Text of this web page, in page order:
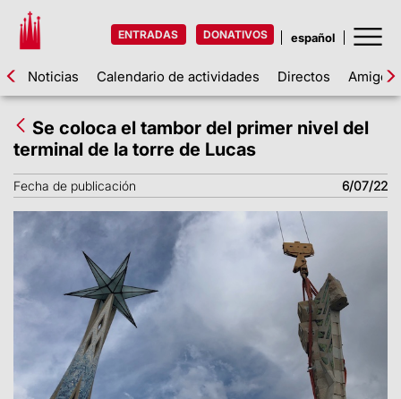
ENTRADAS DONATIVOS
Noticias Calendario de actividades Directos Amigos
Se coloca el tambor del primer nivel del
terminal de la torre de Lucas
Fecha de publicación 6/07/22